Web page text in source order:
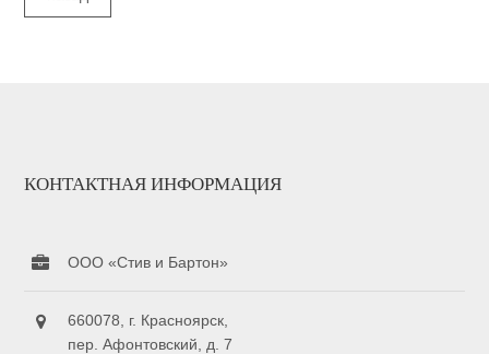
КОНТАКТНАЯ ИНФОРМАЦИЯ
ООО «Стив и Бартон»
660078, г. Красноярск,
пер. Афонтовский, д. 7